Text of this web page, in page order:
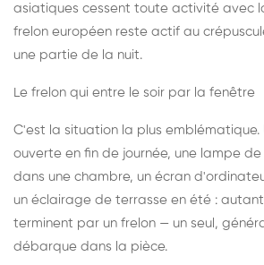
asiatiques cessent toute activité avec
frelon européen reste actif au
une partie de la nuit.
Le frelon qui entre le soir par la fenêtre
C'est la situation la plus emblématique.
ouverte en fin de journée, une lampe
dans une chambre, un écran
un éclairage de terrasse en été :
terminent par un frelon — un seul,
débarque dans la pièce.